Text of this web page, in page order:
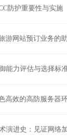
防护重要性与实施
游网站预订业务的
能力评估与选择标
高效的高防服务器
演进史：见证网络